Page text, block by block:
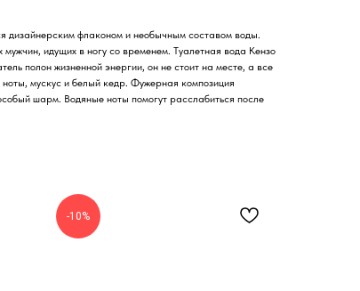
дизайнерским флаконом и необычным составом воды.
идущих в ногу со временем. Туалетная вода Кензо
полон жизненной энергии, он не стоит на месте, а все
мускус и белый кедр. Фужерная композиция
шарм. Водяные ноты помогут расслабиться после
-10%